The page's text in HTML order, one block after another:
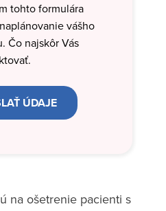
na ošetrenie pacienti s
tohto formulára
vášho
Čo najskôr Vás